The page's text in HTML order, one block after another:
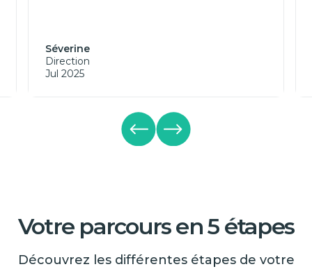
Séverine
Direction
Jul 2025
Votre parcours en 5 étapes
Découvrez les différentes étapes de votre